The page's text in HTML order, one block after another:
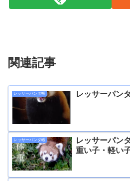
関連記事
レッサーパンダ帳 レッサーパン
レッサーパンダ帳
レッサーパン
重い子・軽い